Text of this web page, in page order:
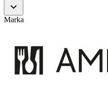
Marka